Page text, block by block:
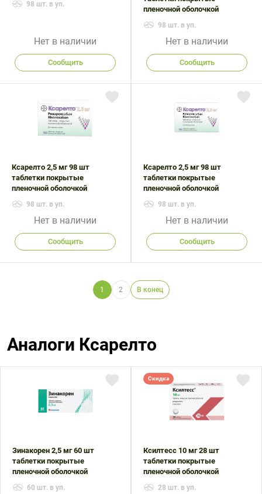
98 шт. в уп.
Нет в наличии
Сообщить
пленочной оболочкой
98 шт. в уп.
Нет в наличии
Сообщить
Ксарелто 2,5 мг 98 шт
таблетки покрытые
пленочной оболочкой
98 шт. в уп.
Нет в наличии
Сообщить
Ксарелто 2,5 мг 98 шт
таблетки покрытые
пленочной оболочкой
98 шт. в уп.
Нет в наличии
Сообщить
1 2 В конец
Аналоги Ксарелто
Зинакорен 2,5 мг 60 шт
таблетки покрытые
пленочной оболочкой
60 шт. в уп.
Скидка
Ксилтесс 10 мг 28 шт
таблетки покрытые
пленочной оболочкой
28 шт. в уп.